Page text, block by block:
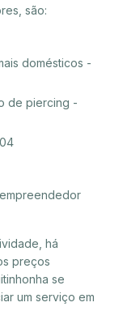
são:
domésticos -
de piercing -
há
preços
se
um serviço em